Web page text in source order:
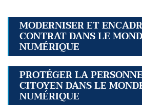
MODERNISER ET
CONTRAT DANS LE
NUMÉRIQUE
PROTÉGER LA
CITOYEN DANS LE
NUMÉRIQUE